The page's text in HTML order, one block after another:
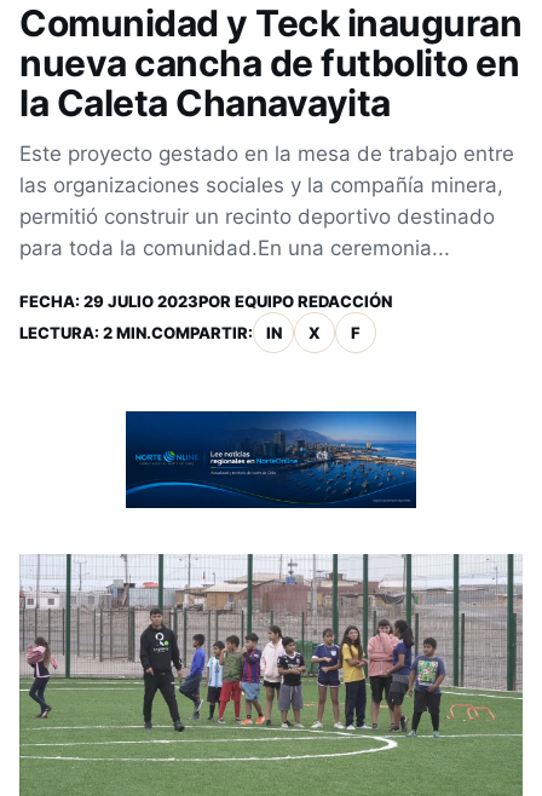
Comunidad y Teck inauguran
nueva cancha de futbolito en
la Caleta Chanavayita
Este proyecto gestado en la mesa de trabajo entre
las organizaciones sociales y la compañía minera,
permitió construir un recinto deportivo destinado
para toda la comunidad.En una ceremonia...
FECHA: 29 JULIO 2023POR EQUIPO REDACCIÓN
LECTURA: 2 MIN.COMPARTIR: IN X F